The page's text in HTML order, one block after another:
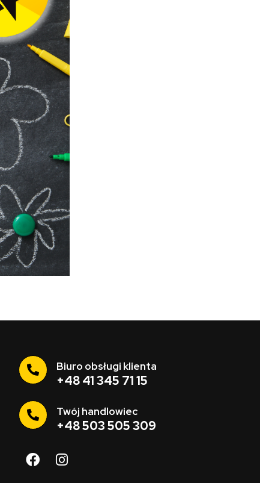
Biuro obsługi klienta
+48 41 345 71 15
Twój handlowiec
+48 503 505 309